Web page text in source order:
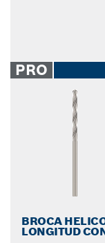
PRO
BROCA
LONGITUD